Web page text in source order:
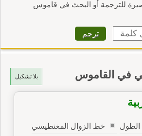
للترجمة أو البحث في قاموس
بلا تشكيل في القاموس
خط الزوال المغنطيسي